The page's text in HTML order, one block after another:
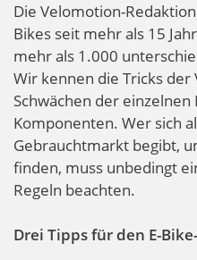
Die Velomotion-
Bikes seit mehr als 15
mehr als 1.000
Wir kennen die Tricks
Schwächen der
Komponenten. Wer sich
Gebrauchtmarkt begibt,
finden, muss unbedingt
Regeln beachten.
Drei Tipps für den E-